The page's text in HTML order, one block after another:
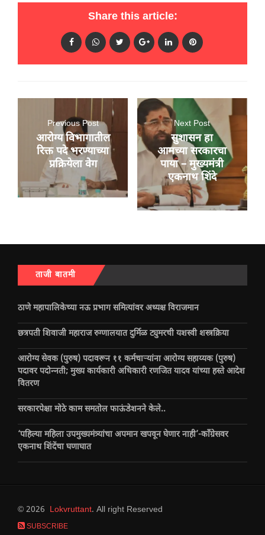
Share this article:
Previous Post
आरोग्य विभागातील
रिक्त पदे भरण्याच्या
प्रक्रियेला वेग
Next Post
सुशासन हा
आमच्या सरकारचा
पाया – मुख्यमंत्री
एकनाथ शिंदे
ताजी बातमी
ठाणे महापालिकेच्या नऊ प्रभाग समित्यांवर अध्यक्ष विराजमान
छत्रपती शिवाजी महाराज रुग्णालयात दुर्मिळ ट्युमरची यशस्वी शस्त्रक्रिया
आरोग्य सेवक (पुरुष) पदावरून ११ कर्मचाऱ्यांना आरोग्य सहाय्यक (पुरुष)
पदावर पदोन्नती; मुख्य कार्यकारी अधिकारी रणजित यादव यांच्या हस्ते आदेश
वितरण
सरकारपेक्षा मोठे काम समतोल फाऊंडेशनने केले..
‘पहिल्या महिला उपमुख्यमंत्र्यांचा अपमान खपवून घेणार नाही’-काँग्रेसवर
एकनाथ शिंदेंचा घणाघात
© 2026 Lokvruttant. All right Reserved
SUBSCRIBE